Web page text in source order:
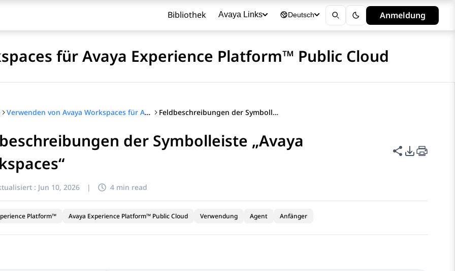
Bibliothek Avaya Links Deutsch Anmeldung
für Avaya Experience Platform™ Public Cloud
zu filtern.
Verwenden von Avaya Workspaces für Avaya Experience Platform™ Public Cloud Feldbeschreibungen der Symbolleiste „Avaya Workspaces“
der Symbolleiste „Avaya
Diese Seite
PDF-
: Jun 10, 2026 | 4 min read
Platform™ Avaya Experience Platform™ Public Cloud Verwendung Agent Anfänger